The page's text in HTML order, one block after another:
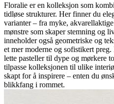
Floralie er en kolleksjon som
tidløse strukturer. Her finner du
varianter – fra myke,
mønstre som skaper stemning og
inneholder også geometriske og
et mer moderne og sofistikert
lette pasteller til dype og mørkere
tilpasse kolleksjonen til ulike
skapt for å inspirere – enten du
blikkfang i rommet.